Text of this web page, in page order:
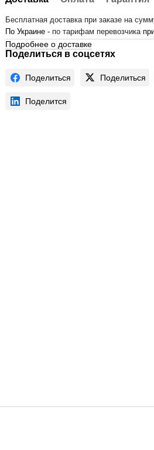
Бесплатная доставка при заказе на
По Украине - по тарифам перевозчика
Подробнее о доставке
Поделиться в соцсетях
Поделиться Поделиться
Поделится